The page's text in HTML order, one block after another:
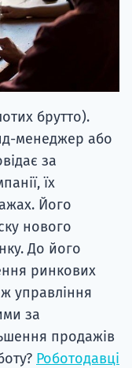
брутто).
менеджер або
за
їх
Його
нового
До його
ринкових
управління
за
продажів
Роботодавці